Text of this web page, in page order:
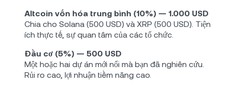
Altcoin vốn hóa trung bình (10%) — 1.000 USD
Chia cho Solana (500 USD) và XRP (500 USD). Tiện
ích thực tế, sự quan tâm của các tổ chức.
Đầu cơ (5%) — 500 USD
Một hoặc hai dự án mới nổi mà bạn đã nghiên cứu.
Rủi ro cao, lợi nhuận tiềm năng cao.